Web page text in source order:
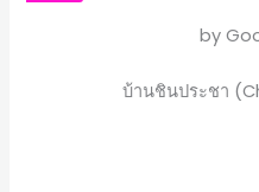
by
บ้านชินประชา